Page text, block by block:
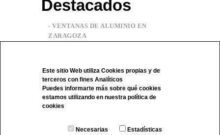
Destacados
- VENTANAS DE ALUMINIO EN
ZARAGOZA
Este sitio Web utiliza Cookies propias y de
terceros con fines Analíticos
Puedes informarte más sobre qué cookies
estamos utilizando en nuestra política de
cookies
Necesarias Estadísticas